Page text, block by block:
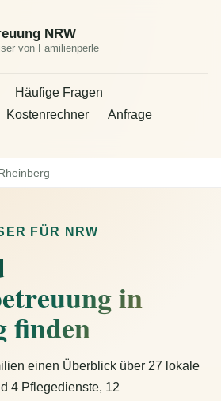
NRW
von Familienperle
Häufige Fragen
Kostenrechner
Anfrage
FÜR NRW
in
finden
einen Überblick über 27 lokale
4 Pflegedienste, 12